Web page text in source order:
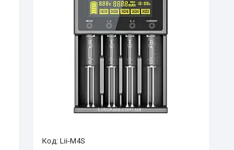
Lii-M4S